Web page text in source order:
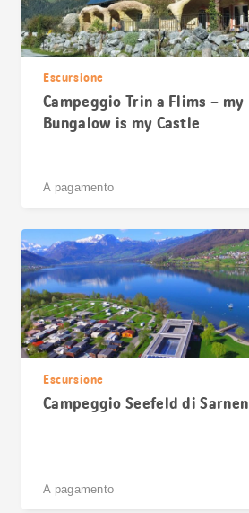
Escursione
Campeggio Trin a Flims – my
Bungalow is my Castle
A pagamento
Escursione
Campeggio Seefeld di Sarnen
A pagamento